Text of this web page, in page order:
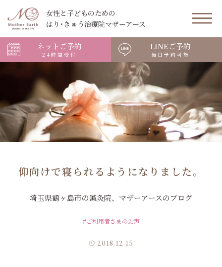
女性と子どものための
はり･きゅう治療院マザーアース
ネットご予約
24時間受付
LINEご予約
当日予約可能
仰向けで寝られるようになりました。
埼玉県鶴ヶ島市の鍼灸院、マザーアースのブログ
#ご利用者さまのお声
2018.12.15